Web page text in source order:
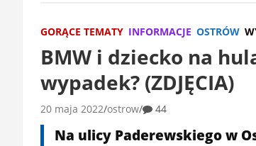
GORĄCE TEMATY INFORMACJE OSTRÓW
BMW i dziecko na
wypadek? (ZDJĘCIA)
20 maja 2022 ostrow 44
Na ulicy Paderewskiego w